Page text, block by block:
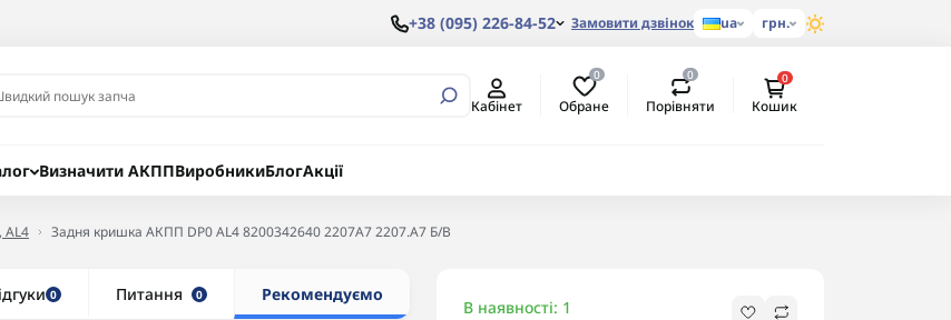
+38 (095) 226-84-52 Замовити дзвінок ua грн.
Кабінет
0
Обране
0
Порівняти
0
Кошик
Визначити АКППВиробникиБлогАкції
AL4 Задня кришка АКПП DP0 AL4 8200342640 2207A7 2207.A7 Б/В
0 Питання 0 Рекомендуємо
В наявності: 1